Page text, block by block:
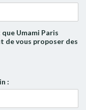
Umami Paris
de vous proposer des
: